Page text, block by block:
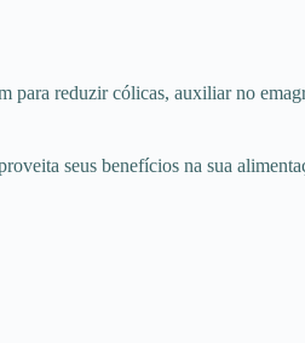
para reduzir cólicas, auxiliar no
seus benefícios na sua